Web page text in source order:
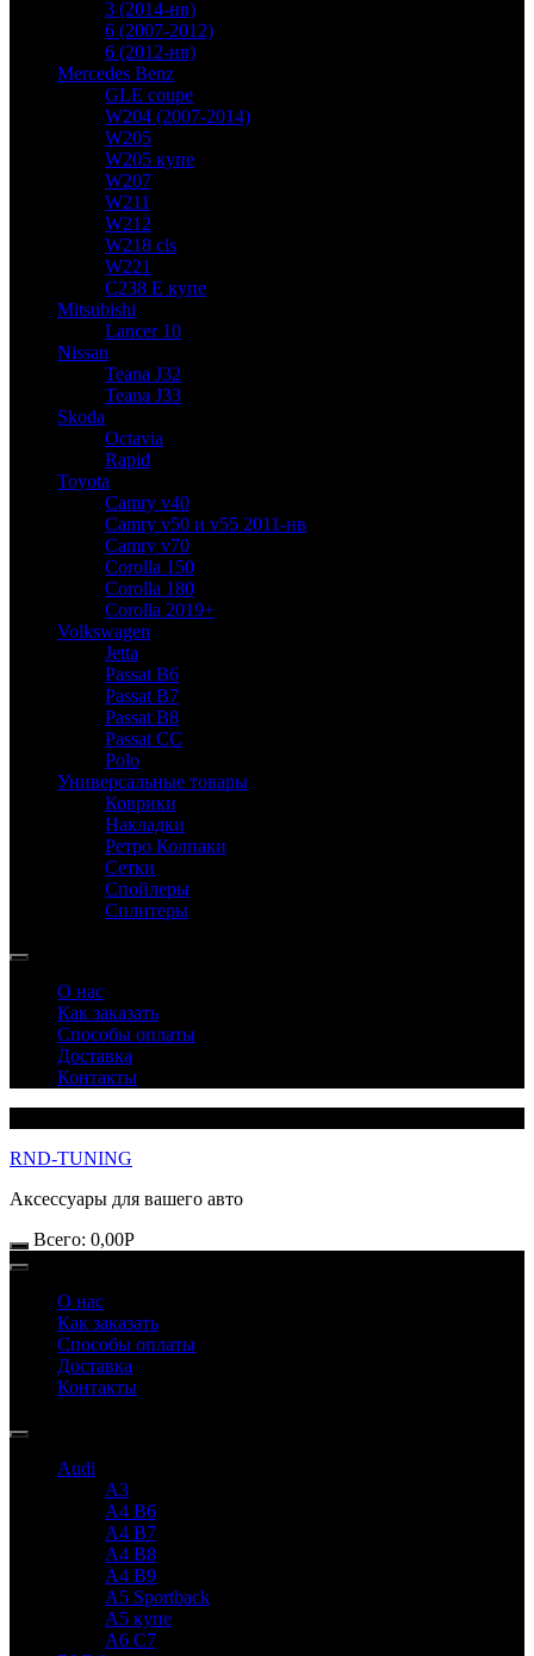
3 (2014-нв)
6 (2007-2012)
6 (2012-нв)
Mercedes Benz
GLE coupe
W204 (2007-2014)
W205
W205 купе
W207
W211
W212
W218 cls
W221
C238 E купе
Mitsubishi
Lancer 10
Nissan
Teana J32
Teana J33
Skoda
Octavia
Rapid
Toyota
Camry v40
Camry v50 и v55 2011-нв
Camry v70
Corolla 150
Corolla 180
Corolla 2019+
Volkswagen
Jetta
Passat B6
Passat B7
Passat B8
Passat CC
Polo
Универсальные товары
Коврики
Накладки
Ретро Колпаки
Сетки
Спойлеры
Сплитеры
О нас
Как заказать
Способы оплаты
Доставка
Контакты
RND-TUNING
Аксессуары для вашего авто
Всего: 0,00Р
О нас
Как заказать
Способы оплаты
Доставка
Контакты
Audi
A3
A4 B6
A4 B7
A4 B8
A4 B9
A5 Sportback
A5 купе
A6 C7